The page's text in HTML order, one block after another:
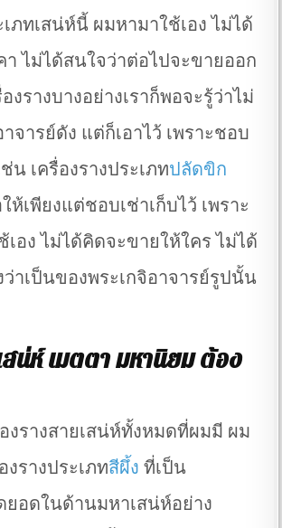
เภทเสน่ห์นี้ ผมหามาใช้เอง ไม่ได้
า ไม่ได้สนใจว่าต่อไปจะขายออก
งรางบางอย่างเราก็พอจะรู้ว่าไม่
จารย์ดัง แต่ก็เอาไว้ เพราะชอบ
น เครื่องรางประเภทปลัดขิก
เพียงแต่ชอบเช่าเก็บไว้ เพราะ
เอง ไม่ได้คิดจะขายให้ใคร ไม่ได้
าเป็นของพระเกจิอาจารย์รูปนั้น
สน่ห์ เมตตา มหานิยม ต้อง
งรางสายเสน่ห์ทั้งหมดที่ผมมี ผม
งรางประเภทสีผึ้ง ที่เป็น
ยอดในด้านมหาเสน่ห์อย่าง